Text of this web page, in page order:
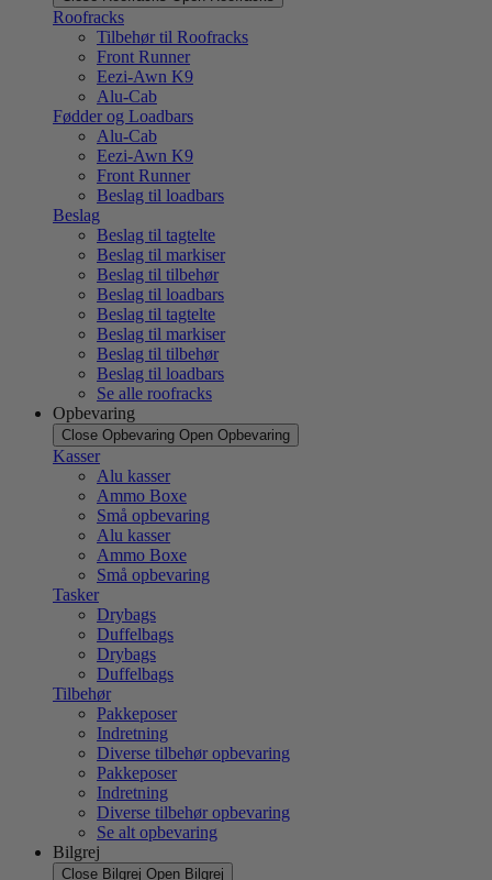
Roofracks
Tilbehør til Roofracks
Front Runner
Eezi-Awn K9
Alu-Cab
Fødder og Loadbars
Alu-Cab
Eezi-Awn K9
Front Runner
Beslag til loadbars
Beslag
Beslag til tagtelte
Beslag til markiser
Beslag til tilbehør
Beslag til loadbars
Beslag til tagtelte
Beslag til markiser
Beslag til tilbehør
Beslag til loadbars
Se alle roofracks
Opbevaring
Close Opbevaring Open Opbevaring
Kasser
Alu kasser
Ammo Boxe
Små opbevaring
Alu kasser
Ammo Boxe
Små opbevaring
Tasker
Drybags
Duffelbags
Drybags
Duffelbags
Tilbehør
Pakkeposer
Indretning
Diverse tilbehør opbevaring
Pakkeposer
Indretning
Diverse tilbehør opbevaring
Se alt opbevaring
Bilgrej
Close Bilgrej Open Bilgrej